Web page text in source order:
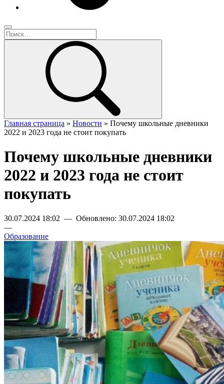
Главная страница » Новости » Почему школьные дневники
2022 и 2023 года не стоит покупать
Почему школьные дневники
2022 и 2023 года не стоит
покупать
30.07.2024 18:02 — Обновлено: 30.07.2024 18:02
—
Образование